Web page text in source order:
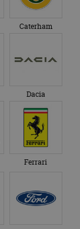
Caterham
Dacia
Ferrari